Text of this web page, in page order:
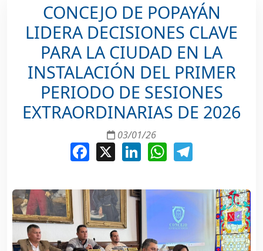
CONCEJO DE POPAYÁN
LIDERA DECISIONES CLAVE
PARA LA CIUDAD EN LA
INSTALACIÓN DEL PRIMER
PERIODO DE SESIONES
EXTRAORDINARIAS DE 2026
03/01/26
Facebook LinkedInWhatsApp